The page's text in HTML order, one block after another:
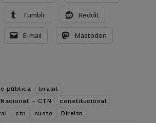
Tumblr Reddit
E-mail Mastodon
pública
brasil
– CTN
constitucional
ctn custo
Direito